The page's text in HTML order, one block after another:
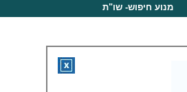
מנוע חיפוש- שו"ת